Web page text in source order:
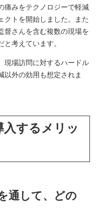
痛みをテクノロジーで軽減
クトを開始しました。また
督さんを含む複数の現場を
考えています。
現場訪問に対するハードル
以外の効用も想定されま
するメリッ
通して、どの